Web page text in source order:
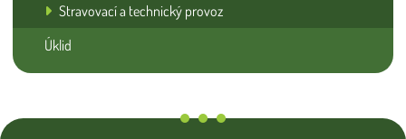
Stravovací a technický provoz
Úklid